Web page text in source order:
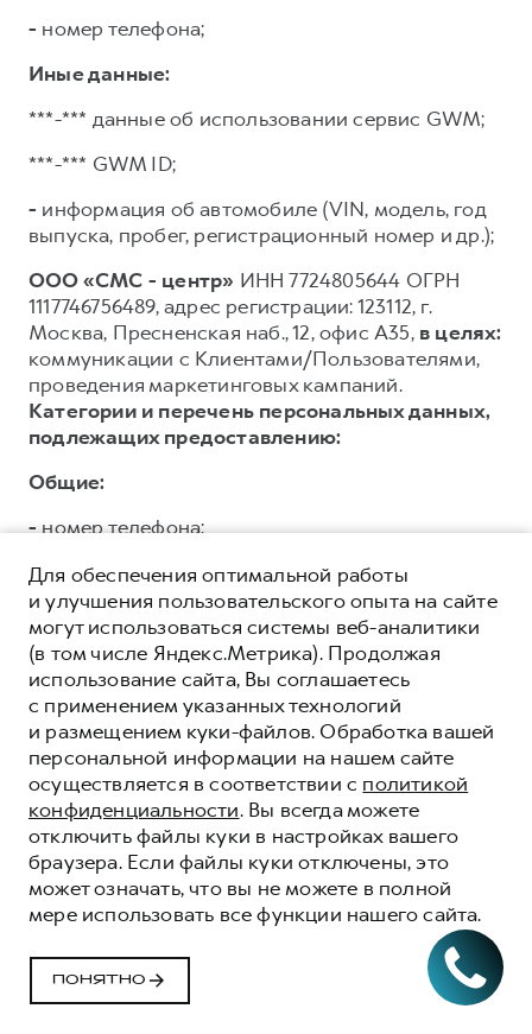
- номер телефона;
Иные данные:
***-*** данные об использовании сервис GWM;
***-*** GWM ID;
- информация об автомобиле (VIN, модель, год
выпуска, пробег, регистрационный номер и др.);
ООО «СМС - центр» ИНН 7724805644 ОГРН
1117746756489, адрес регистрации: 123112, г.
Москва, Пресненская наб., 12, офис А35, в целях:
коммуникации с Клиентами/Пользователями,
проведения маркетинговых кампаний.
Категории и перечень персональных данных,
подлежащих предоставлению:
Общие:
-номер телефона;
ООО «СЛАВА ГРУПП»ИНН 7704875192 ОГРН
5147746150041, адрес регистрации: г. Москва, ул.
Тверская, дом 16, стр.3, помещ. 3 в целях:
коммуникации с Клиентами/Пользователями, в
том числе: направления e.mail рассылки;
проведения маркетинговых кампаний и
исследований; поддержки процесса продаж,
аналитики данных.Категории и перечень
персональных данных, подлежащих
предоставлению:
Общие:
-фамилия, имя, отчество;
адрес электронной почты;
Для обеспечения оптимальной работы
и улучшения пользовательского опыта на сайте
могут использоваться системы веб-аналитики
(в том числе Яндекс.Метрика). Продолжая
использование сайта, Вы соглашаетесь
с применением указанных технологий
и размещением куки-файлов. Обработка вашей
персональной информации на нашем сайте
осуществляется в соответствии с политикой
конфиденциальности. Вы всегда можете
отключить файлы куки в настройках вашего
браузера. Если файлы куки отключены, это
может означать, что вы не можете в полной
мере использовать все функции нашего сайта.
ПОНЯТНО